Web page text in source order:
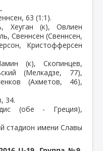
63 (1:1).
Хеуган (к), Овлиен
Свеннсен (Свеннсен,
Кристофферсен
(к), Скопинцев,
(Мелкадзе, 77),
(Ахметов, 46),
34.
(обе - Греция),
стадион имени Славы